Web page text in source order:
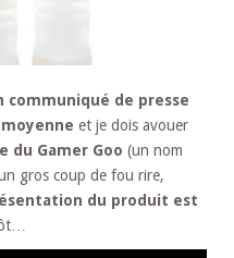
communiqué de presse
et je dois avouer
du Gamer Goo (un nom
gros coup de fou rire,
du produit est